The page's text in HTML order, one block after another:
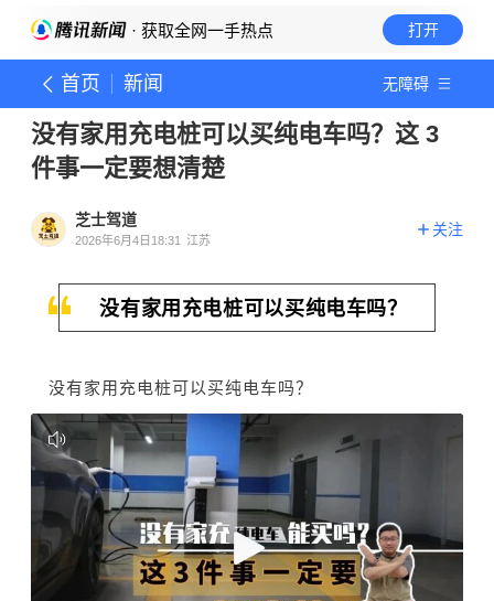
· 获取全网一手热点 打开
首页 新闻 无障碍
没有家用充电桩可以买纯电车吗？这 3
件事一定要想清楚
芝士驾道
2026年6月4日18:31 江苏
关注
没有家用充电桩可以买纯电车吗？
没有家用充电桩可以买纯电车吗？